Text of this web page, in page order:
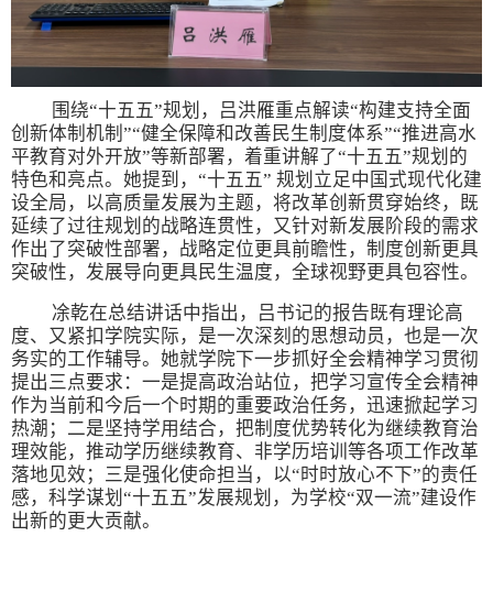
围绕“十五五”规划，吕洪雁重点解读“构建支持全面
创新体制机制”“健全保障和改善民生制度体系”“推进高水
平教育对外开放”等新部署，着重讲解了“十五五”规划的
特色和亮点。她提到，“十五五” 规划立足中国式现代化建
设全局，以高质量发展为主题，将改革创新贯穿始终，既
延续了过往规划的战略连贯性，又针对新发展阶段的需求
作出了突破性部署，战略定位更具前瞻性，制度创新更具
突破性，发展导向更具民生温度，全球视野更具包容性。
凃乾在总结讲话中指出，吕书记的报告既有理论高
度、又紧扣学院实际，是一次深刻的思想动员，也是一次
务实的工作辅导。她就学院下一步抓好全会精神学习贯彻
提出三点要求：一是提高政治站位，把学习宣传全会精神
作为当前和今后一个时期的重要政治任务，迅速掀起学习
热潮；二是坚持学用结合，把制度优势转化为继续教育治
理效能，推动学历继续教育、非学历培训等各项工作改革
落地见效；三是强化使命担当，以“时时放心不下”的责任
感，科学谋划“十五五”发展规划，为学校“双一流”建设作
出新的更大贡献。